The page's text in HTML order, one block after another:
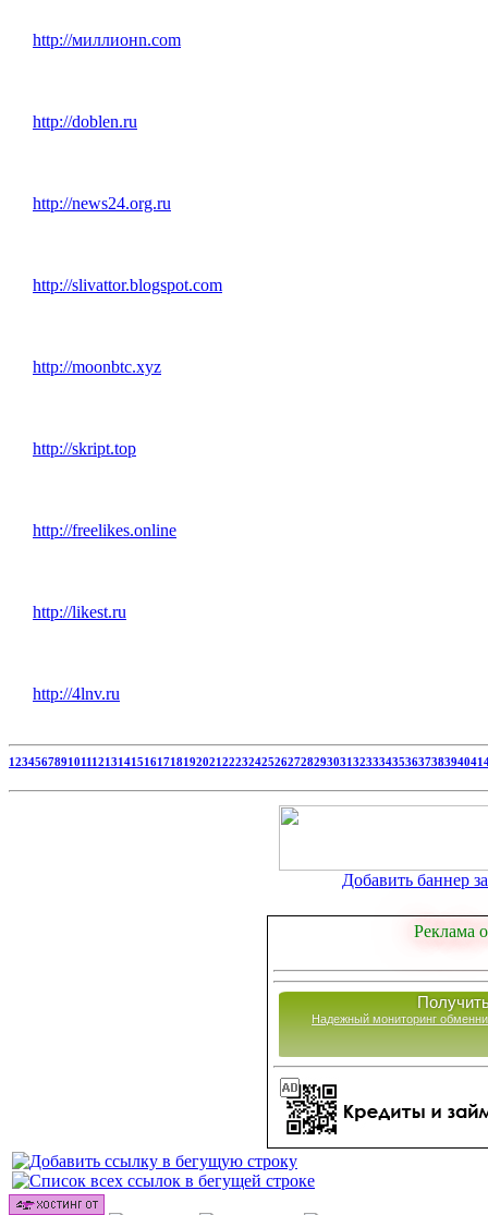
http://миллионn.com
http://doblen.ru
http://news24.org.ru
http://slivattor.blogspot.com
http://moonbtc.xyz
http://skript.top
http://freelikes.online
http://likest.ru
http://4lnv.ru
1234567891011121314151617181920212223242526272829303132333435363738394041
Добавить баннер
Реклама
Надежный мониторинг